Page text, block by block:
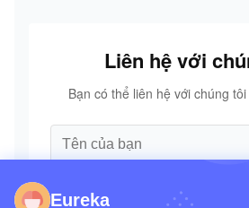
Liên hệ với
Bạn có thể liên hệ với chúng
Eureka